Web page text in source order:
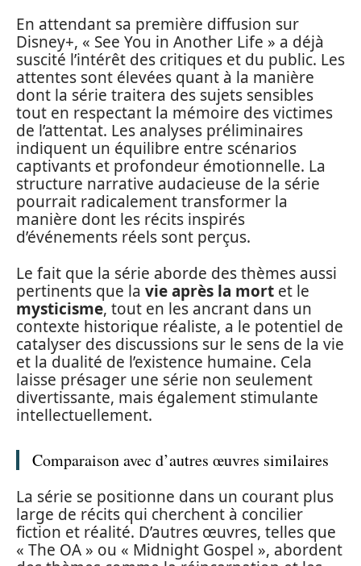
En attendant sa première diffusion sur
Disney+, « See You in Another Life » a déjà
suscité l’intérêt des critiques et du public. Les
attentes sont élevées quant à la manière
dont la série traitera des sujets sensibles
tout en respectant la mémoire des victimes
de l’attentat. Les analyses préliminaires
indiquent un équilibre entre scénarios
captivants et profondeur émotionnelle. La
structure narrative audacieuse de la série
pourrait radicalement transformer la
manière dont les récits inspirés
d’événements réels sont perçus.
Le fait que la série aborde des thèmes aussi
pertinents que la vie après la mort et le
mysticisme, tout en les ancrant dans un
contexte historique réaliste, a le potentiel de
catalyser des discussions sur le sens de la vie
et la dualité de l’existence humaine. Cela
laisse présager une série non seulement
divertissante, mais également stimulante
intellectuellement.
Comparaison avec d’autres œuvres similaires
La série se positionne dans un courant plus
large de récits qui cherchent à concilier
fiction et réalité. D’autres œuvres, telles que
« The OA » ou « Midnight Gospel », abordent